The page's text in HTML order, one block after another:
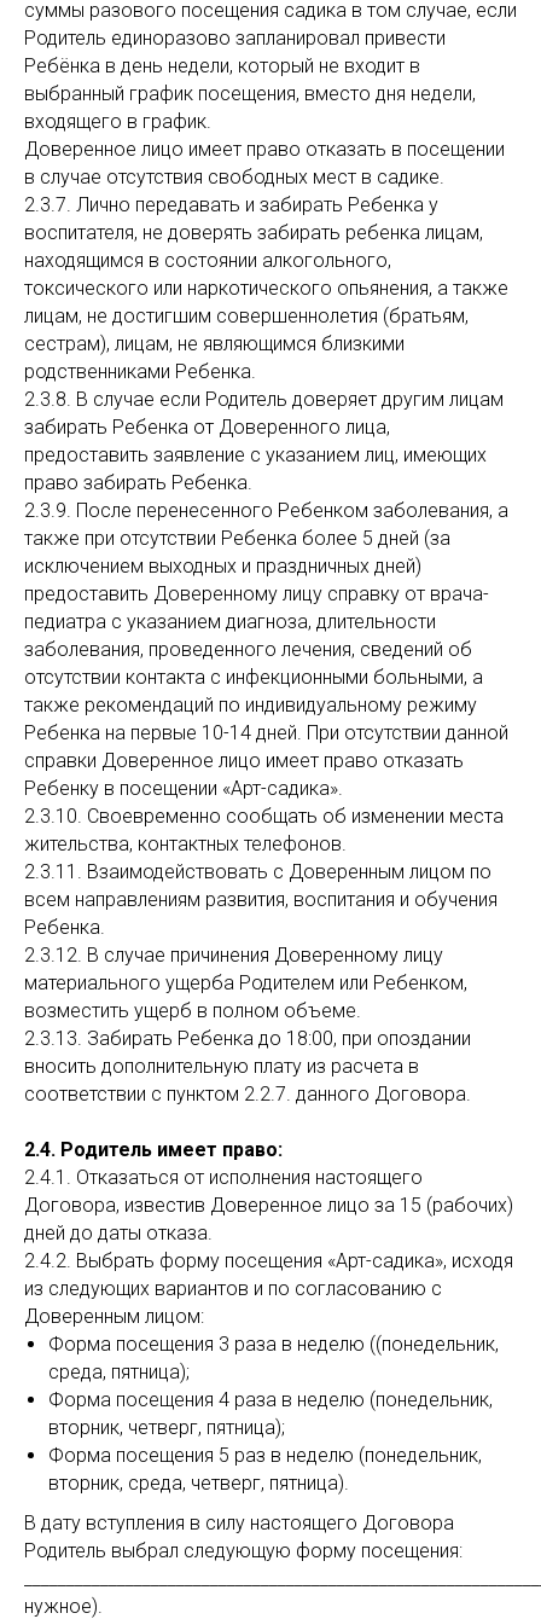
суммы разового посещения садика в том случае, если
Родитель единоразово запланировал привести
Ребёнка в день недели, который не входит в
выбранный график посещения, вместо дня недели,
входящего в график.
Доверенное лицо имеет право отказать в посещении
в случае отсутствия свободных мест в садике.
2.3.7. Лично передавать и забирать Ребенка у
воспитателя, не доверять забирать ребенка лицам,
находящимся в состоянии алкогольного,
токсического или наркотического опьянения, а также
лицам, не достигшим совершеннолетия (братьям,
сестрам), лицам, не являющимся близкими
родственниками Ребенка.
2.3.8. В случае если Родитель доверяет другим лицам
забирать Ребенка от Доверенного лица,
предоставить заявление с указанием лиц, имеющих
право забирать Ребенка.
2.3.9. После перенесенного Ребенком заболевания, а
также при отсутствии Ребенка более 5 дней (за
исключением выходных и праздничных дней)
предоставить Доверенному лицу справку от врача-
педиатра с указанием диагноза, длительности
заболевания, проведенного лечения, сведений об
отсутствии контакта с инфекционными больными, а
также рекомендаций по индивидуальному режиму
Ребенка на первые 10-14 дней. При отсутствии данной
справки Доверенное лицо имеет право отказать
Ребенку в посещении «Арт-садика».
2.3.10. Своевременно сообщать об изменении места
жительства, контактных телефонов.
2.3.11. Взаимодействовать с Доверенным лицом по
всем направлениям развития, воспитания и обучения
Ребенка.
2.3.12. В случае причинения Доверенному лицу
материального ущерба Родителем или Ребенком,
возместить ущерб в полном объеме.
2.3.13. Забирать Ребенка до 18:00, при опоздании
вносить дополнительную плату из расчета в
соответствии с пунктом 2.2.7. данного Договора.
2.4. Родитель имеет право:
2.4.1. Отказаться от исполнения настоящего
Договора, известив Доверенное лицо за 15 (рабочих)
дней до даты отказа.
2.4.2. Выбрать форму посещения «Арт-садика», исходя
из следующих вариантов и по согласованию с
Доверенным лицом:
Форма посещения 3 раза в неделю ((понедельник,
среда, пятница);
Форма посещения 4 раза в неделю (понедельник,
вторник, четверг, пятница);
Форма посещения 5 раз в неделю (понедельник,
вторник, среда, четверг, пятница).
В дату вступления в силу настоящего Договора
Родитель выбрал следующую форму посещения:
нужное).